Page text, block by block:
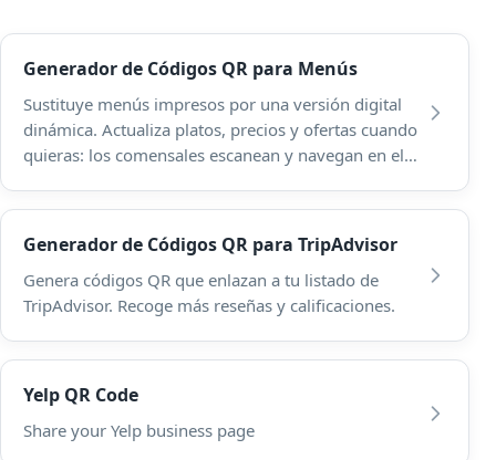
Generador de Códigos QR para Menús
Sustituye menús impresos por una versión digital
dinámica. Actualiza platos, precios y ofertas cuando
quieras: los comensales escanean y navegan en el
Generador de Códigos QR para TripAdvisor
Genera códigos QR que enlazan a tu listado de
TripAdvisor. Recoge más reseñas y calificaciones.
Yelp QR Code
Share your Yelp business page